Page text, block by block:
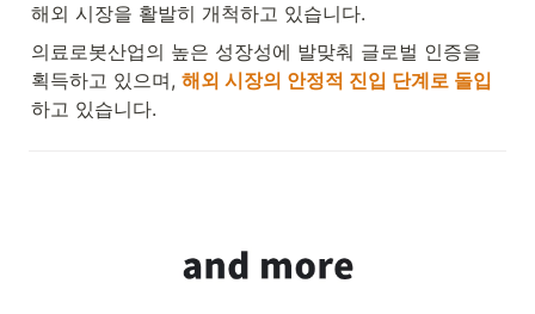
해외 시장을 활발히 개척하고 있습니다.
의료로봇산업의 높은 성장성에 발맞춰 글로벌 인증을
획득하고 있으며, 해외 시장의 안정적 진입 단계로 돌입
하고 있습니다.